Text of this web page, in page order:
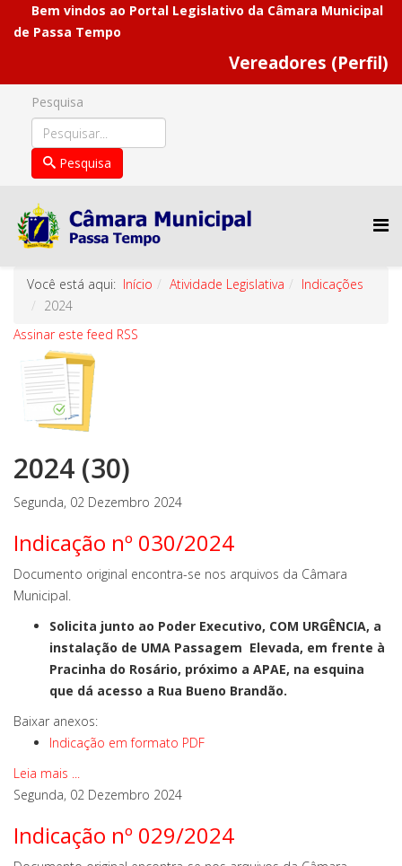
Bem vindos ao Portal Legislativo da Câmara Municipal
de Passa Tempo
Vereadores (Perfil)
Pesquisa
Pesquisa
Você está aqui: Início Atividade Legislativa
Indicações
2024
Assinar este feed RSS
2024 (30)
Segunda, 02 Dezembro 2024
Indicação nº 030/2024
Documento original encontra-se nos arquivos da Câmara
Municipal.
Solicita junto ao Poder Executivo, COM URGÊNCIA, a
instalação de UMA Passagem Elevada, em frente à
Pracinha do Rosário, próximo a APAE, na esquina
que dá acesso a Rua Bueno Brandão.
Baixar anexos:
Indicação em formato PDF
Leia mais ...
Segunda, 02 Dezembro 2024
Indicação nº 029/2024